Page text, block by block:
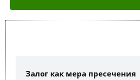
Залог как мера пресечения